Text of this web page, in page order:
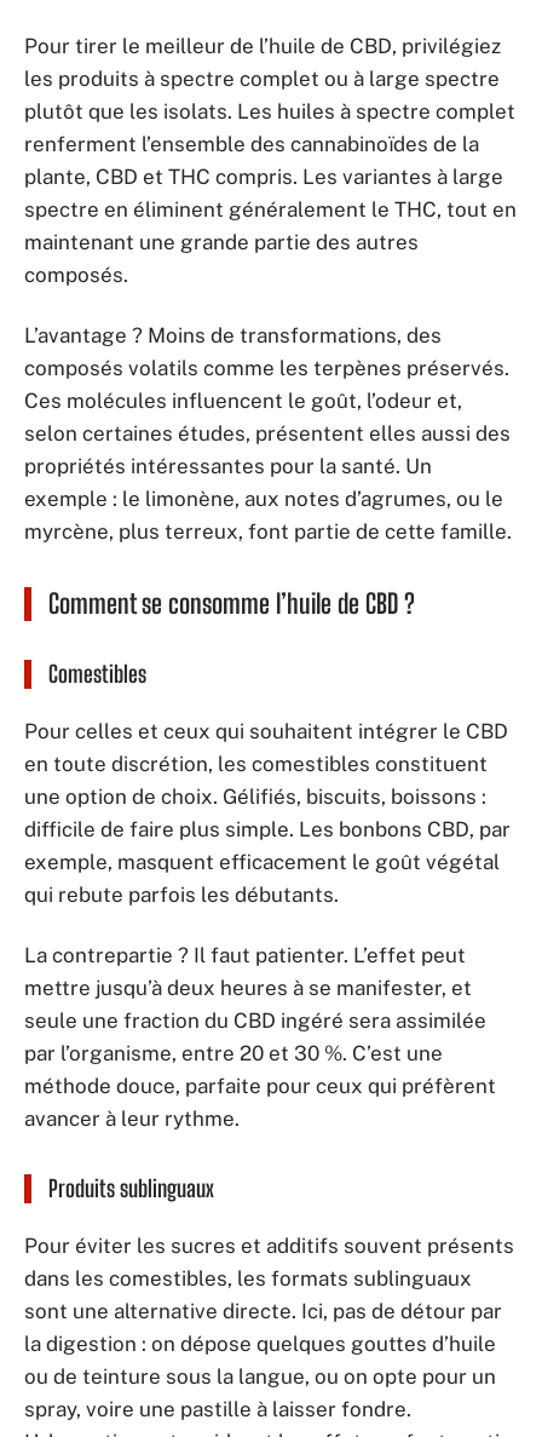
Pour tirer le meilleur de l’huile de CBD, privilégiez
les produits à spectre complet ou à large spectre
plutôt que les isolats. Les huiles à spectre complet
renferment l’ensemble des cannabinoïdes de la
plante, CBD et THC compris. Les variantes à large
spectre en éliminent généralement le THC, tout en
maintenant une grande partie des autres
composés.
L’avantage ? Moins de transformations, des
composés volatils comme les terpènes préservés.
Ces molécules influencent le goût, l’odeur et,
selon certaines études, présentent elles aussi des
propriétés intéressantes pour la santé. Un
exemple : le limonène, aux notes d’agrumes, ou le
myrcène, plus terreux, font partie de cette famille.
Comment se consomme l’huile de CBD ?
Comestibles
Pour celles et ceux qui souhaitent intégrer le CBD
en toute discrétion, les comestibles constituent
une option de choix. Gélifiés, biscuits, boissons :
difficile de faire plus simple. Les bonbons CBD, par
exemple, masquent efficacement le goût végétal
qui rebute parfois les débutants.
La contrepartie ? Il faut patienter. L’effet peut
mettre jusqu’à deux heures à se manifester, et
seule une fraction du CBD ingéré sera assimilée
par l’organisme, entre 20 et 30 %. C’est une
méthode douce, parfaite pour ceux qui préfèrent
avancer à leur rythme.
Produits sublinguaux
Pour éviter les sucres et additifs souvent présents
dans les comestibles, les formats sublinguaux
sont une alternative directe. Ici, pas de détour par
la digestion : on dépose quelques gouttes d’huile
ou de teinture sous la langue, ou on opte pour un
spray, voire une pastille à laisser fondre.